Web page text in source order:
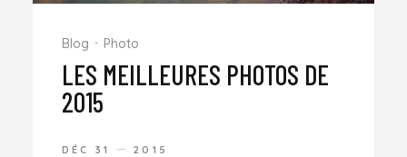
Blog Photo
LES MEILLEURES PHOTOS DE
2015
DÉC 31 2015